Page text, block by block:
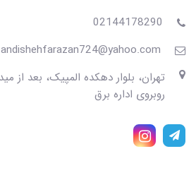
02144178290
andishehfarazan724@yahoo.com
روبروی اداره برق